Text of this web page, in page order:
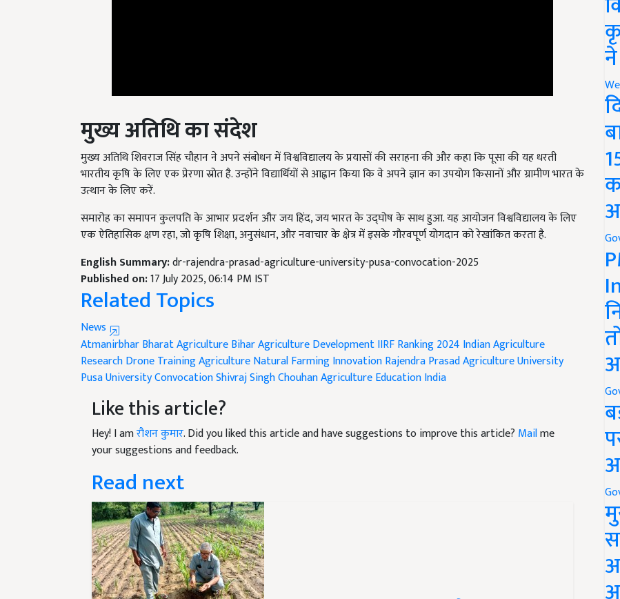
मुख्य अतिथि का संदेश
मुख्य अतिथि शिवराज सिंह चौहान ने अपने संबोधन में विश्वविद्यालय के प्रयासों की सराहना की और कहा कि पूसा की यह धरती
भारतीय कृषि के लिए एक प्रेरणा स्रोत है. उन्होंने विद्यार्थियों से आह्वान किया कि वे अपने ज्ञान का उपयोग किसानों और ग्रामीण भारत के
उत्थान के लिए करें.
समारोह का समापन कुलपति के आभार प्रदर्शन और जय हिंद, जय भारत के उद्घोष के साथ हुआ. यह आयोजन विश्वविद्यालय के लिए
एक ऐतिहासिक क्षण रहा, जो कृषि शिक्षा, अनुसंधान, और नवाचार के क्षेत्र में इसके गौरवपूर्ण योगदान को रेखांकित करता है.
English Summary:dr-rajendra-prasad-agriculture-university-pusa-convocation-2025
Published on:17 July 2025, 06:14 PM IST
Related Topics
News
Atmanirbhar Bharat AgricultureBihar Agriculture DevelopmentIIRF Ranking 2024 Indian Agriculture
ResearchDrone Training AgricultureNatural Farming InnovationRajendra Prasad Agriculture University
Pusa University ConvocationShivraj Singh ChouhanAgriculture Education India
Like this article?
Hey! I amरौशन कुमार. Did you liked this article and have suggestions to improve this article? Mailme
your suggestions and feedback.
Read next